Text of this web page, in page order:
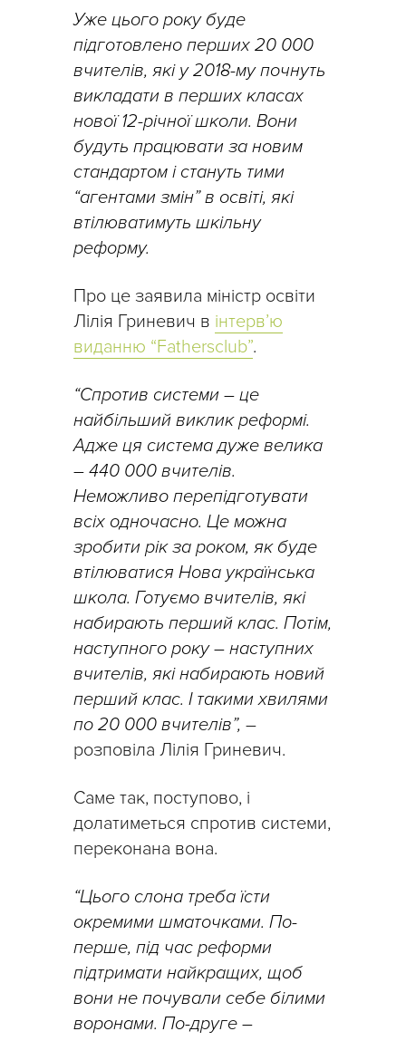
Уже цього року буде
підготовлено перших 20 000
вчителів, які у 2018-му почнуть
викладати в перших класах
нової 12-річної школи. Вони
будуть працювати за новим
стандартом і стануть тими
“агентами змін” в освіті, які
втілюватимуть шкільну
реформу.
Про це заявила міністр освіти
Лілія Гриневич в інтерв’ю
виданню “Fathersclub”.
“Спротив системи – це
найбільший виклик реформі.
Адже ця система дуже велика
– 440 000 вчителів.
Неможливо перепідготувати
всіх одночасно. Це можна
зробити рік за роком, як буде
втілюватися Нова українська
школа. Готуємо вчителів, які
набирають перший клас. Потім,
наступного року – наступних
вчителів, які набирають новий
перший клас. І такими хвилями
по 20 000 вчителів”, –
розповіла Лілія Гриневич.
Саме так, поступово, і
долатиметься спротив системи,
переконана вона.
“Цього слона треба їсти
окремими шматочками. По-
перше, під час реформи
підтримати найкращих, щоб
вони не почували себе білими
воронами. По-друге –